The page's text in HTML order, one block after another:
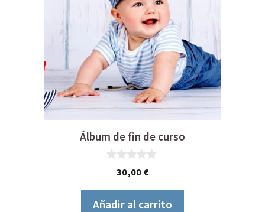
Álbum de fin de curso
30,00 €
Añadir al carrito